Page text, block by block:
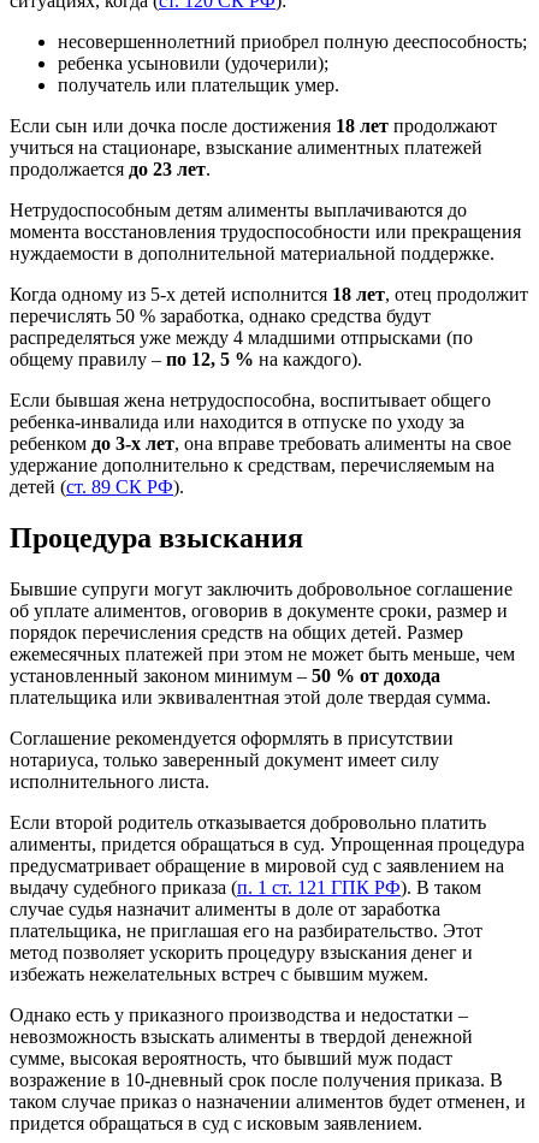
несовершеннолетний приобрел полную дееспособность;
ребенка усыновили (удочерили);
получатель или плательщик умер.
Если сын или дочка после достижения 18 лет продолжают
учиться на стационаре, взыскание алиментных платежей
продолжается до 23 лет.
Нетрудоспособным детям алименты выплачиваются до
момента восстановления трудоспособности или прекращения
нуждаемости в дополнительной материальной поддержке.
Когда одному из 5-х детей исполнится 18 лет, отец продолжит
перечислять 50 % заработка, однако средства будут
распределяться уже между 4 младшими отпрысками (по
общему правилу – по 12, 5 % на каждого).
Если бывшая жена нетрудоспособна, воспитывает общего
ребенка-инвалида или находится в отпуске по уходу за
ребенком до 3-х лет, она вправе требовать алименты на свое
удержание дополнительно к средствам, перечисляемым на
детей (ст. 89 СК РФ).
Процедура взыскания
Бывшие супруги могут заключить добровольное соглашение
об уплате алиментов, оговорив в документе сроки, размер и
порядок перечисления средств на общих детей. Размер
ежемесячных платежей при этом не может быть меньше, чем
установленный законом минимум – 50 % от дохода
плательщика или эквивалентная этой доле твердая сумма.
Соглашение рекомендуется оформлять в присутствии
нотариуса, только заверенный документ имеет силу
исполнительного листа.
Если второй родитель отказывается добровольно платить
алименты, придется обращаться в суд. Упрощенная процедура
предусматривает обращение в мировой суд с заявлением на
выдачу судебного приказа (п. 1 ст. 121 ГПК РФ). В таком
случае судья назначит алименты в доле от заработка
плательщика, не приглашая его на разбирательство. Этот
метод позволяет ускорить процедуру взыскания денег и
избежать нежелательных встреч с бывшим мужем.
Однако есть у приказного производства и недостатки –
невозможность взыскать алименты в твердой денежной
сумме, высокая вероятность, что бывший муж подаст
возражение в 10-дневный срок после получения приказа. В
таком случае приказ о назначении алиментов будет отменен, и
придется обращаться в суд с исковым заявлением.